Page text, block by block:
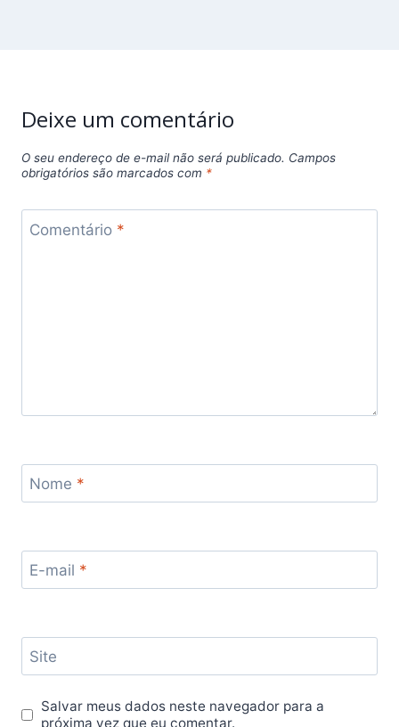
Deixe um comentário
O seu endereço de e-mail não será publicado. Campos
obrigatórios são marcados com *
Comentário *
Nome *
E-mail *
Site
Salvar meus dados neste navegador para a
próxima vez que eu comentar.